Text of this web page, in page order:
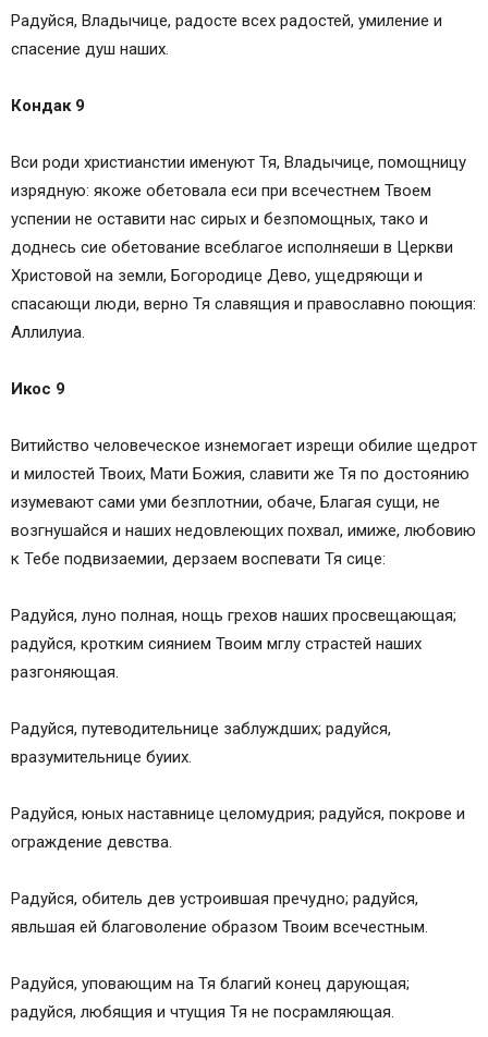
Радуйся, Владычице, радосте всех радостей, умиление и
спасение душ наших.
Кондак 9
Вси роди христианстии именуют Тя, Владычице, помощницу
изрядную: якоже обетовала еси при всечестнем Твоем
успении не оставити нас сирых и безпомощных, тако и
доднесь сие обетование всеблагое исполняеши в Церкви
Христовой на земли, Богородице Дево, ущедряющи и
спасающи люди, верно Тя славящия и православно поющия:
Аллилуиа.
Икос 9
Витийство человеческое изнемогает изрещи обилие щедрот
и милостей Твоих, Мати Божия, славити же Тя по достоянию
изумевают сами уми безплотнии, обаче, Благая сущи, не
возгнушайся и наших недовлеющих похвал, имиже, любовию
к Тебе подвизаемии, дерзаем воспевати Тя сице:
Радуйся, луно полная, нощь грехов наших просвещающая;
радуйся, кротким сиянием Твоим мглу страстей наших
разгоняющая.
Радуйся, путеводительнице заблуждших; радуйся,
вразумительнице буиих.
Радуйся, юных наставнице целомудрия; радуйся, покрове и
ограждение девства.
Радуйся, обитель дев устроившая пречудно; радуйся,
явльшая ей благоволение образом Твоим всечестным.
Радуйся, уповающим на Тя благий конец дарующая;
радуйся, любящия и чтущия Тя не посрамляющая.